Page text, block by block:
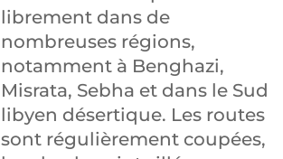
librement dans de
nombreuses régions,
notamment à Benghazi,
Misrata, Sebha et dans le Sud
libyen désertique. Les routes
sont régulièrement coupées,